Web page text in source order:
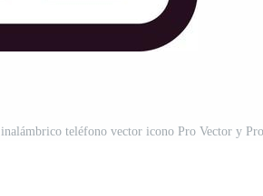
inalámbrico teléfono vector icono Pro Vector y